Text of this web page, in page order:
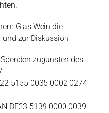
Glas Wein die
und zur Diskussion
zugunsten des
5155 0035 0002 0274
DE33 5139 0000 0039